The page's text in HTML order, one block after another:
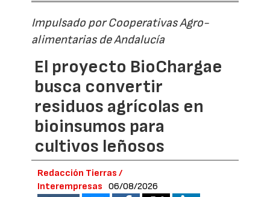
Impulsado por Cooperativas Agro-
alimentarias de Andalucía
El proyecto BioChargae
busca convertir
residuos agrícolas en
bioinsumos para
cultivos leñosos
Redacción Tierras /
Interempresas
06/08/2026